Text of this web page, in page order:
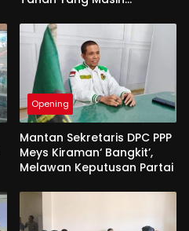
Opening
Mantan Sekretaris DPC PPP
Meys Kiraman‘ Bangkit’,
Melawan Keputusan Partai